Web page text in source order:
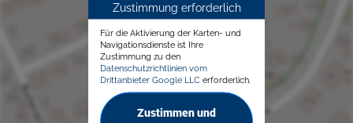
Zustimmung erforderlich
Für die Aktivierung der Karten- und
Navigationsdienste ist Ihre
Zustimmung zu den
Datenschutzrichtlinien vom
Drittanbieter Google LLC erforderlich.
Zustimmen und